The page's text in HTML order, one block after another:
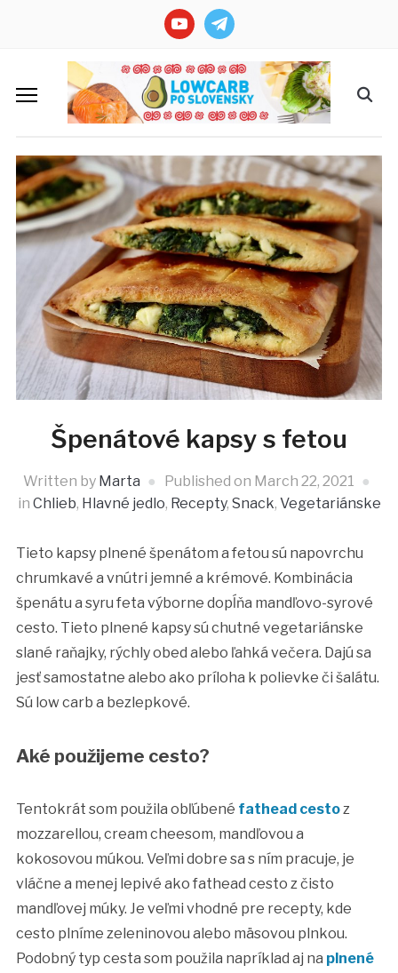
youtubetelegram
Špenátové kapsy s fetou
Written by Marta Published on March 22, 2021
in Chlieb, Hlavné jedlo, Recepty, Snack, Vegetariánske
Tieto kapsy plnené špenátom a fetou sú napovrchu
chrumkavé a vnútri jemné a krémové. Kombinácia
špenátu a syru feta výborne dopĺňa mandľovo-syrové
cesto. Tieto plnené kapsy sú chutné vegetariánske
slané raňajky, rýchly obed alebo ľahká večera. Dajú sa
jesť samostatne alebo ako príloha k polievke či šalátu.
Sú low carb a bezlepkové.
Aké použijeme cesto?
Tentokrát som použila obľúbené fathead cestoz
mozzarellou, cream cheesom, mandľovou a
kokosovou múkou. Veľmi dobre sa s ním pracuje, je
vláčne a menej lepivé ako fathead cesto z čisto
mandľovej múky. Je veľmi vhodné pre recepty, kde
cesto plníme zeleninovou alebo mäsovou plnkou.
Podobný typ cesta som použila napríklad aj na plnené